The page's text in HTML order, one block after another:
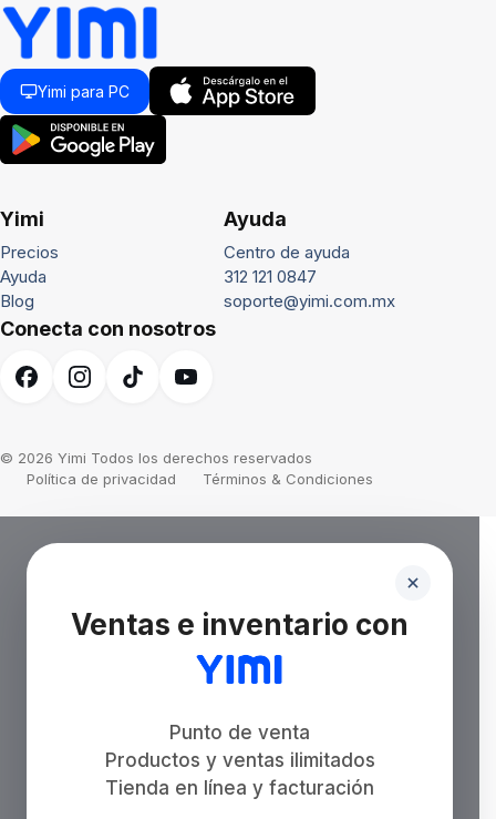
Yimi para PC
Yimi
Precios
Ayuda
Blog
Ayuda
Centro de ayuda
312 121 0847
soporte@yimi.com.mx
Conecta con nosotros
© 2026 Yimi Todos los derechos reservados
Política de privacidad
Términos & Condiciones
Ventas e inventario con
Punto de venta
Productos y ventas ilimitados
Tienda en línea y facturación